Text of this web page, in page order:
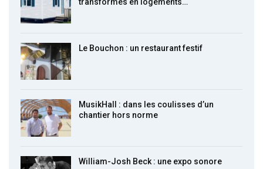
Le Bouchon : un restaurant festif
MusikHall : dans les coulisses d’un
chantier hors norme
William-Josh Beck : une expo sonore